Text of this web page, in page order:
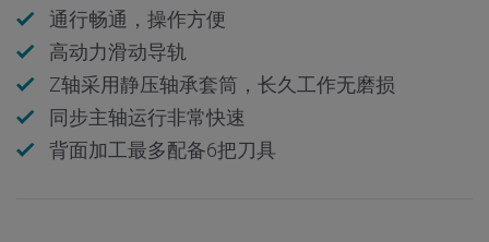
通行畅通，操作方便
高动力滑动导轨
Z轴采用静压轴承套筒，长久工作无磨损
同步主轴运行非常快速
背面加工最多配备6把刀具